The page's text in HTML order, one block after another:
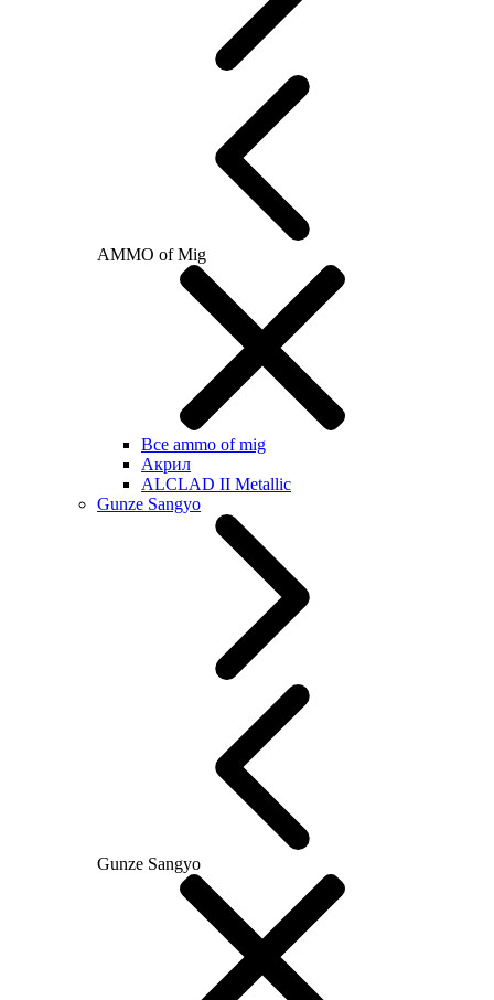
AMMO of Mig
Все ammo of mig
Акрил
ALCLAD II Metallic
Gunze Sangyo
Gunze Sangyo